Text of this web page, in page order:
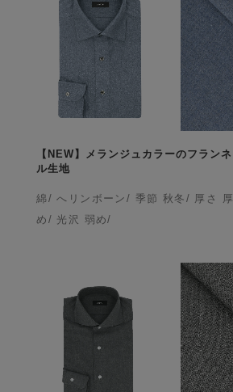
【NEW】メランジュカラーのフランネ
ル生地
綿/ へリンボーン/ 季節 秋冬/ 厚さ 厚
め/ 光沢 弱め/